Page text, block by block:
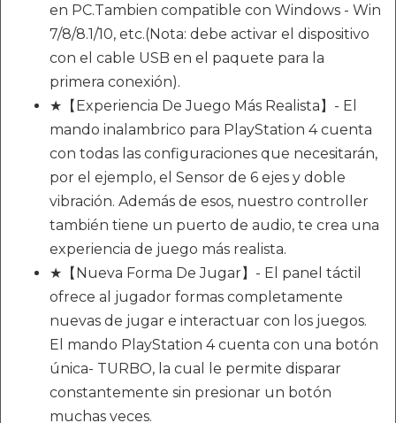
en PC.Tambien compatible con Windows - Win
7/8/8.1/10, etc.(Nota: debe activar el dispositivo
con el cable USB en el paquete para la
primera conexión).
★【Experiencia De Juego Más Realista】- El
mando inalambrico para PlayStation 4 cuenta
con todas las configuraciones que necesitarán,
por el ejemplo, el Sensor de 6 ejes y doble
vibración. Además de esos, nuestro controller
también tiene un puerto de audio, te crea una
experiencia de juego más realista.
★【Nueva Forma De Jugar】- El panel táctil
ofrece al jugador formas completamente
nuevas de jugar e interactuar con los juegos.
El mando PlayStation 4 cuenta con una botón
única- TURBO, la cual le permite disparar
constantemente sin presionar un botón
muchas veces.